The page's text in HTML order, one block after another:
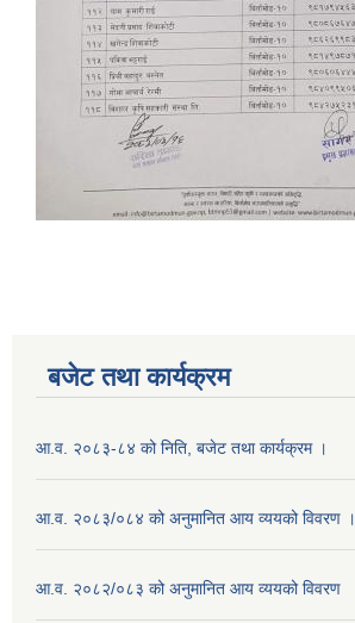
बजेट तथा कार्यक्रम
आ.व. २०८३-८४ को निति, बजेट तथा कार्यक्रम ।
आ.व. २०८३/०८४ को अनुमानित आय व्ययको विवरण ।
आ.व. २०८२/०८३ को अनुमानित आय व्ययको विवरण